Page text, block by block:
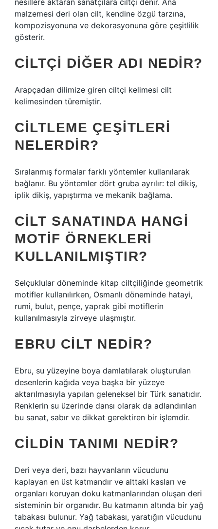
nesillere aktaran sanatçılara ciltçi denir. Ana
malzemesi deri olan cilt, kendine özgü tarzına,
kompozisyonuna ve dekorasyonuna göre çeşitlilik
gösterir.
CILTÇI DIĞER ADI NEDIR?
Arapçadan dilimize giren ciltçi kelimesi cilt
kelimesinden türemiştir.
CILTLEME ÇEŞITLERI
NELERDIR?
Sıralanmış formalar farklı yöntemler kullanılarak
bağlanır. Bu yöntemler dört gruba ayrılır: tel dikiş,
iplik dikiş, yapıştırma ve mekanik bağlama.
CILT SANATINDA HANGI
MOTIF ÖRNEKLERI
KULLANILMIŞTIR?
Selçuklular döneminde kitap ciltçiliğinde geometrik
motifler kullanılırken, Osmanlı döneminde hatayi,
rumi, bulut, pençe, yaprak gibi motiflerin
kullanılmasıyla zirveye ulaşmıştır.
EBRU CILT NEDIR?
Ebru, su yüzeyine boya damlatılarak oluşturulan
desenlerin kağıda veya başka bir yüzeye
aktarılmasıyla yapılan geleneksel bir Türk sanatıdır.
Renklerin su üzerinde dansı olarak da adlandırılan
bu sanat, sabır ve dikkat gerektiren bir işlemdir.
CILDIN TANIMI NEDIR?
Deri veya deri, bazı hayvanların vücudunu
kaplayan en üst katmandır ve alttaki kasları ve
organları koruyan doku katmanlarından oluşan deri
sisteminin bir organıdır. Bu katmanın altında bir yağ
tabakası bulunur. Yağ tabakası, yaratığın vücudunu